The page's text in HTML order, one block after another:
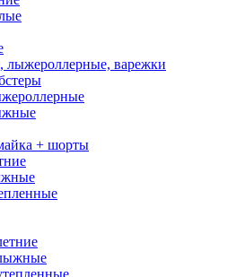
варежки
+ шорты